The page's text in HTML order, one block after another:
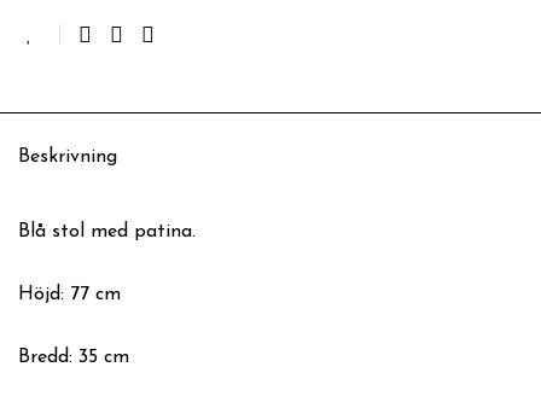
Beskrivning
Blå stol med patina.
Höjd: 77 cm
Bredd: 35 cm